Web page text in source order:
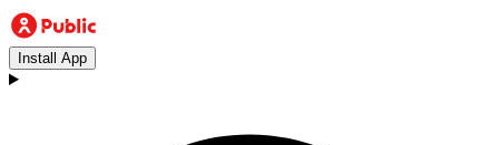
Install App